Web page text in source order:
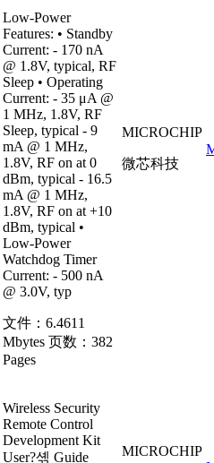
Low-Power
Features: • Standby
Current: - 170 nA
@ 1.8V, typical, RF
Sleep • Operating
Current: - 35 μA @
1 MHz, 1.8V, RF
Sleep, typical - 9
mA @ 1 MHz,
1.8V, RF on at 0
dBm, typical - 16.5
mA @ 1 MHz,
1.8V, RF on at +10
dBm, typical •
Low-Power
Watchdog Timer
Current: - 500 nA
@ 3.0V, typ
文件： 6.4611
Mbytes 页数： 382
Pages
MICROCHIP
微芯科技
Wireless Security
Remote Control
Development Kit
User?셲 Guide
MICROCHIP